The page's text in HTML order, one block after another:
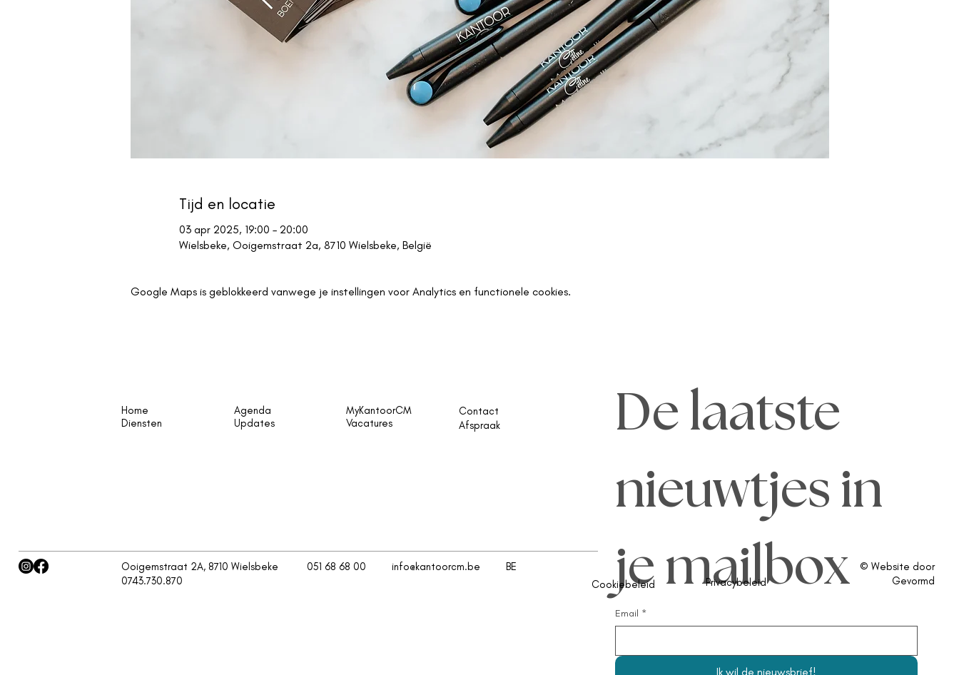
Tijd en locatie
03 apr 2025, 19:00 – 20:00
Wielsbeke, Ooigemstraat 2a, 8710 Wielsbeke, België
Google Maps is geblokkeerd vanwege je instellingen voor Analytics en functionele cookies.
Contact
Afspraak
MyKantoorCM
Vacatures
Agenda
Updates
Home
Diensten
Ooigemstraat 2A, 8710 Wielsbeke 051 68 68 00 info@kantoorcm.be BE
0743.730.870
De laatste
nieuwtjes in
je mailbox
Email *
Ik wil de nieuwsbrief!
© Website door
Gevormd
Privacybeleid
Cookiebeleid